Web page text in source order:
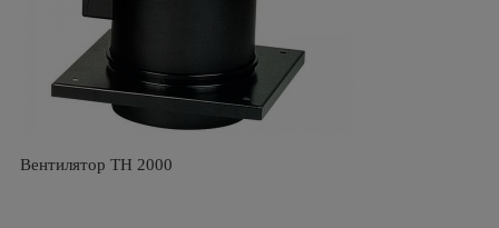
Вентилятор TH 2000